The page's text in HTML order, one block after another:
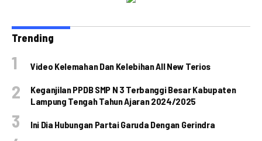
Trending
Video Kelemahan Dan Kelebihan All New Terios
Keganjilan PPDB SMP N 3 Terbanggi Besar Kabupaten
Lampung Tengah Tahun Ajaran 2024/2025
Ini Dia Hubungan Partai Garuda Dengan Gerindra